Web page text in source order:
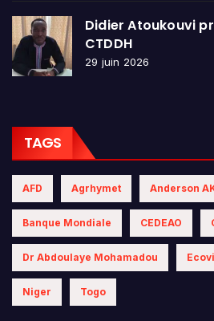
Didier Atoukouvi
CTDDH
29 juin 2026
TAGS
AFD Agrhymet Anderson
Banque Mondiale CEDEAO
Dr Abdoulaye Mohamadou
Niger Togo